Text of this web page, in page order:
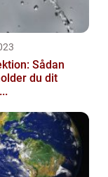
Sådan
du dit